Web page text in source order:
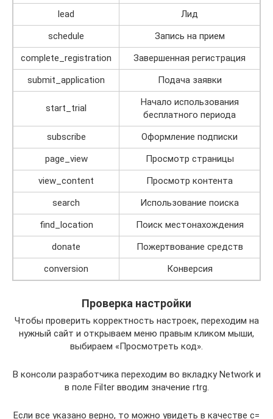
lead
Лид
schedule
Запись на прием
complete_registration
Завершенная регистрация
submit_application
Подача заявки
start_trial
Начало использования
бесплатного периода
subscribe
Оформление подписки
page_view
Просмотр страницы
view_content
Просмотр контента
search
Использование поиска
find_location
Поиск местонахождения
donate
Пожертвование средств
conversion
Конверсия
Проверка настройки
Чтобы проверить корректность настроек, переходим на
нужный сайт и открываем меню правым кликом мыши,
выбираем «Просмотреть код».
В консоли разработчика переходим во вкладку Network и
в поле Filter вводим значение rtrg.
Если все указано верно, то можно увидеть в качестве c=